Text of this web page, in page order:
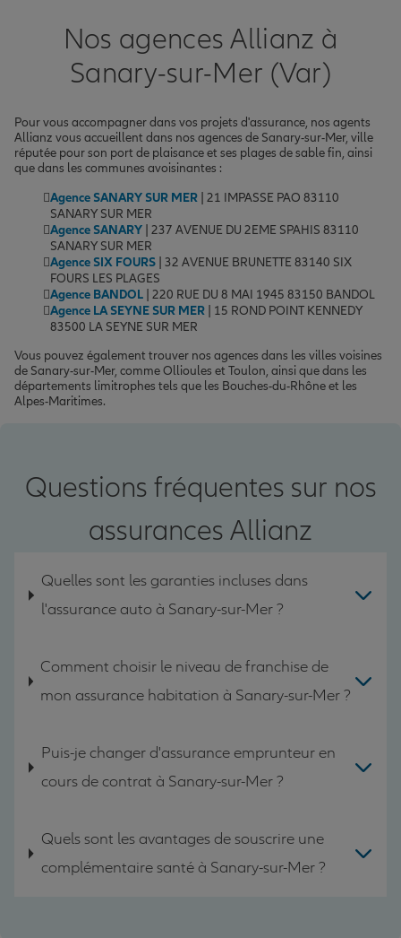
Nos agences Allianz à
Sanary-sur-Mer (Var)
Pour vous accompagner dans vos projets d'assurance, nos agents
Allianz vous accueillent dans nos agences de Sanary-sur-Mer, ville
réputée pour son port de plaisance et ses plages de sable fin, ainsi
que dans les communes avoisinantes :
Agence SANARY SUR MER | 21 IMPASSE PAO 83110
SANARY SUR MER
Agence SANARY | 237 AVENUE DU 2EME SPAHIS 83110
SANARY SUR MER
Agence SIX FOURS | 32 AVENUE BRUNETTE 83140 SIX
FOURS LES PLAGES
Agence BANDOL | 220 RUE DU 8 MAI 1945 83150 BANDOL
Agence LA SEYNE SUR MER | 15 ROND POINT KENNEDY
83500 LA SEYNE SUR MER
Vous pouvez également trouver nos agences dans les villes voisines
de Sanary-sur-Mer, comme Ollioules et Toulon, ainsi que dans les
départements limitrophes tels que les Bouches-du-Rhône et les
Alpes-Maritimes.
Questions fréquentes sur nos
assurances Allianz
Quelles sont les garanties incluses dans
l'assurance auto à Sanary-sur-Mer ?
Comment choisir le niveau de franchise de
mon assurance habitation à Sanary-sur-Mer ?
Puis-je changer d'assurance emprunteur en
cours de contrat à Sanary-sur-Mer ?
Quels sont les avantages de souscrire une
complémentaire santé à Sanary-sur-Mer ?